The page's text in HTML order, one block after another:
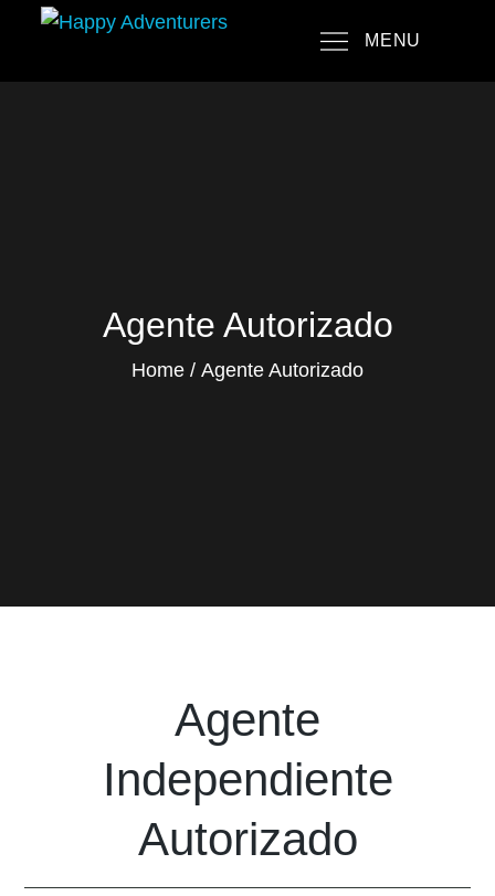
content
MENU
Agente Autorizado
Home Agente Autorizado
Agente
Independiente
Autorizado